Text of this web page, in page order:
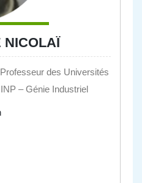
NICOLAÏ
des Universités
– Génie Industriel